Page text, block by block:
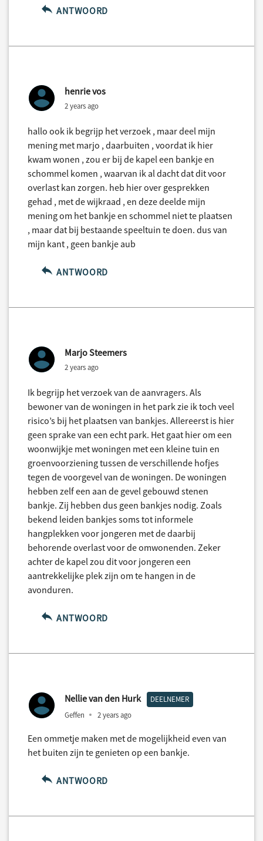
ANTWOORD
henrie vos
2 years ago
hallo ook ik begrijp het verzoek , maar deel mijn
mening met marjo , daarbuiten , voordat ik hier
kwam wonen , zou er bij de kapel een bankje en
schommel komen , waarvan ik al dacht dat dit voor
overlast kan zorgen. heb hier over gesprekken
gehad , met de wijkraad , en deze deelde mijn
mening om het bankje en schommel niet te plaatsen
, maar dat bij bestaande speeltuin te doen. dus van
mijn kant , geen bankje aub
ANTWOORD
Marjo Steemers
2 years ago
Ik begrijp het verzoek van de aanvragers. Als
bewoner van de woningen in het park zie ik toch veel
risico’s bij het plaatsen van bankjes. Allereerst is hier
geen sprake van een echt park. Het gaat hier om een
woonwijkje met woningen met een kleine tuin en
groenvoorziening tussen de verschillende hofjes
tegen de voorgevel van de woningen. De woningen
hebben zelf een aan de gevel gebouwd stenen
bankje. Zij hebben dus geen bankjes nodig. Zoals
bekend leiden bankjes soms tot informele
hangplekken voor jongeren met de daarbij
behorende overlast voor de omwonenden. Zeker
achter de kapel zou dit voor jongeren een
aantrekkelijke plek zijn om te hangen in de
avonduren.
ANTWOORD
Nellie van den Hurk DEELNEMER
Geffen 2 years ago
Een ommetje maken met de mogelijkheid even van
het buiten zijn te genieten op een bankje.
ANTWOORD